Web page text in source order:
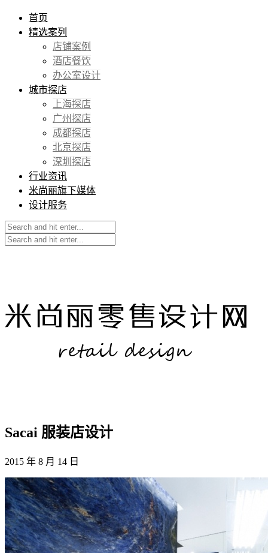
首页
精选案列
店铺案例
酒店餐饮
办公室设计
城市探店
上海探店
广州探店
成都探店
北京探店
深圳探店
行业资讯
米尚丽旗下媒体
设计服务
Sacai 服装店设计
2015 年 8 月 14 日